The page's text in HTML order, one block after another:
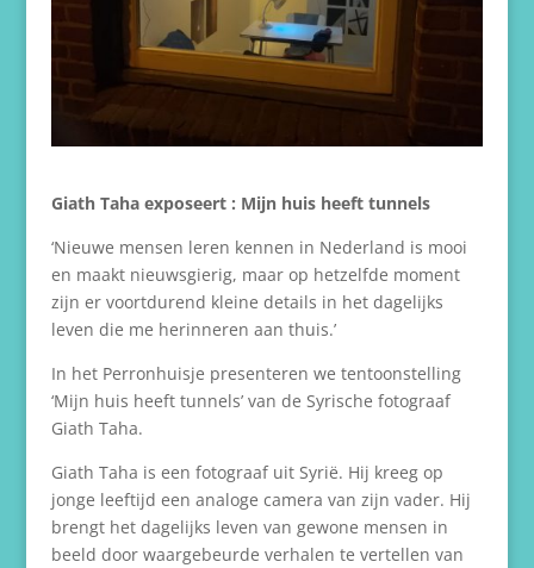
Giath Taha exposeert : Mijn huis heeft tunnels
‘Nieuwe mensen leren kennen in Nederland is mooi
en maakt nieuwsgierig, maar op hetzelfde moment
zijn er voortdurend kleine details in het dagelijks
leven die me herinneren aan thuis.’
In het Perronhuisje presenteren we tentoonstelling
‘Mijn huis heeft tunnels’ van de Syrische fotograaf
Giath Taha.
Giath Taha is een fotograaf uit Syrië. Hij kreeg op
jonge leeftijd een analoge camera van zijn vader. Hij
brengt het dagelijks leven van gewone mensen in
beeld door waargebeurde verhalen te vertellen van